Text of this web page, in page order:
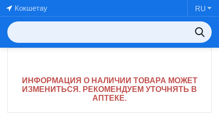
Кокшетау RU
ИНФОРМАЦИЯ О НАЛИЧИИ ТОВАРА МОЖЕТ
ИЗМЕНИТЬСЯ. РЕКОМЕНДУЕМ УТОЧНЯТЬ В
АПТЕКЕ.